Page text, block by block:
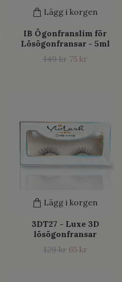
Lägg i korgen
IB Ögonfranslim för
Lösögonfransar - 5ml
149 kr 75 kr
Lägg i korgen
3DT27 - Luxe 3D
lösögonfransar
129 kr 65 kr